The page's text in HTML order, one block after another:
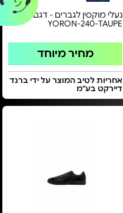
נעלי מוקסין לגברים - דגם
YORON-240-TAUPE
מחיר מיוחד
אחריות לטיב המוצר על ידי ברנד
דיירקט בע"מ